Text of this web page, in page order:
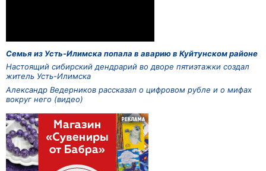
Семья из Усть-Илимска попала в аварию в Куйтунском районе
Настоящий сибирский дендрарий во дворе пятиэтажки создал
житель Усть-Илимска
Александр Ведерников рассказал о цифровом рубле и о мифах
вокруг него (видео)